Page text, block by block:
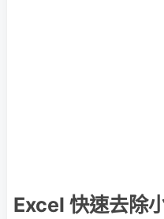
Excel 快速去除